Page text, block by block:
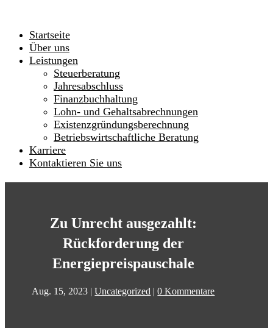
Startseite
Über uns
Leistungen
Steuerberatung
Jahresabschluss
Finanzbuchhaltung
Lohn- und Gehaltsabrechnungen
Existenzgründungsberechnung
Betriebswirtschaftliche Beratung
Karriere
Kontaktieren Sie uns
Zu Unrecht ausgezahlt:
Rückforderung der
Energiepreispauschale
Aug. 15, 2023 |Uncategorized |0 Kommentare